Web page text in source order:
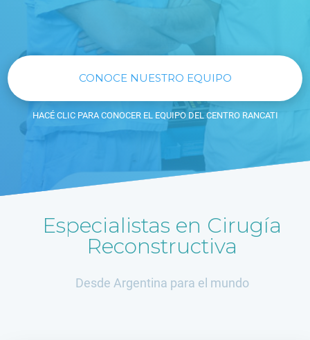
CONOCE NUESTRO EQUIPO
HACÉ CLIC PARA CONOCER EL EQUIPO DEL CENTRO RANCATI
Especialistas en Cirugía
Reconstructiva
Desde Argentina para el mundo